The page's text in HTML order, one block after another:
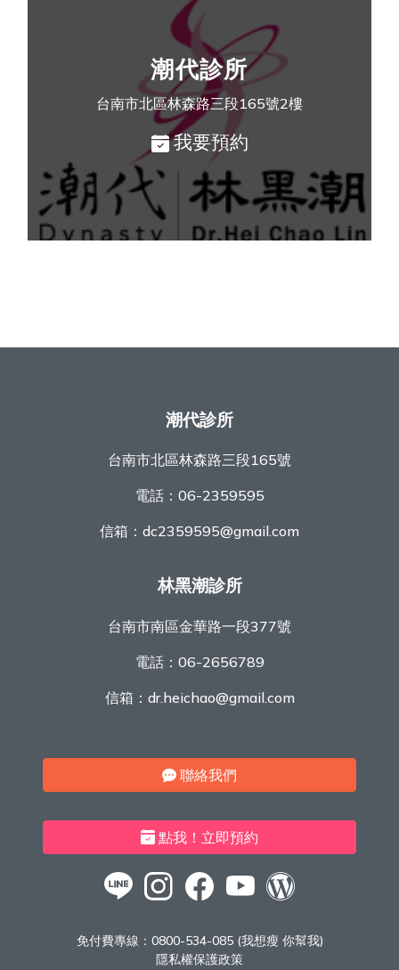
潮代診所
台南市北區林森路三段165號2樓
我要預約
潮代診所
台南市北區林森路三段165號
電話： 06-2359595
信箱： dc2359595@gmail.com
林黑潮診所
台南市南區金華路一段377號
電話： 06-2656789
信箱： dr.heichao@gmail.com
聯絡我們
點我！立即預約
免付費專線： 0800-534-085 (我想瘦 你幫我)
隱私權保護政策